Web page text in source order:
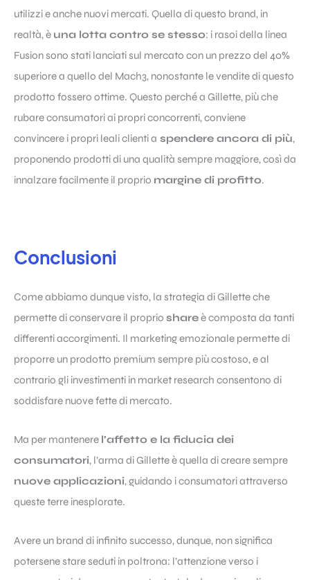
utilizzi e anche nuovi mercati. Quella di questo brand, in
realtà, è una lotta contro se stesso: i rasoi della linea
Fusion sono stati lanciati sul mercato con un prezzo del 40%
superiore a quello del Mach3, nonostante le vendite di questo
prodotto fossero ottime. Questo perché a Gillette, più che
rubare consumatori ai propri concorrenti, conviene
convincere i propri leali clienti a spendere ancora di più,
proponendo prodotti di una qualità sempre maggiore, così da
innalzare facilmente il proprio margine di profitto.
Conclusioni
Come abbiamo dunque visto, la strategia di Gillette che
permette di conservare il proprio shareè composta da tanti
differenti accorgimenti. Il marketing emozionale permette di
proporre un prodotto premium sempre più costoso, e al
contrario gli investimenti in market research consentono di
soddisfare nuove fette di mercato.
Ma per mantenere l’affetto e la fiducia dei
consumatori, l’arma di Gillette è quella di creare sempre
nuove applicazioni, guidando i consumatori attraverso
queste terre inesplorate.
Avere un brand di infinito successo, dunque, non significa
potersene stare seduti in poltrona: l’attenzione verso i